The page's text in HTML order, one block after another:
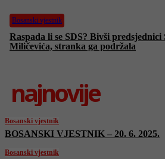
Bosanski vjestnik
Raspada li se SDS? Bivši
Miličevića, stranka ga podržala
najnovije
Bosanski vjestnik
BOSANSKI VJESTNIK – 20. 6. 2025.
Bosanski vjestnik